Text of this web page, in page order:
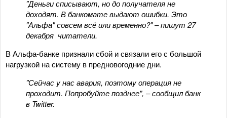
"Деньги списывают, но до получателя не
доходят. В банкомате выдают ошибки. Это
"Альфа" совсем всё или временно?" – пишут 27
декабря читатели.
В Альфа-банке признали сбой и связали его с большой
нагрузкой на систему в предновогодние дни.
"Сейчас у нас авария, поэтому операция не
проходит. Попробуйте позднее", – сообщил банк
в Twitter.